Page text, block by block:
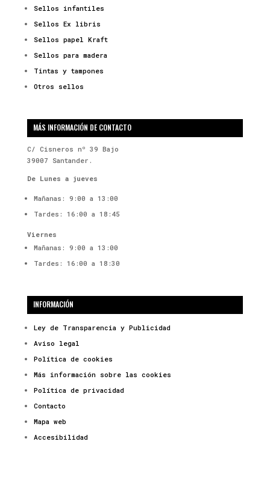
Sellos infantiles
Sellos Ex libris
Sellos papel Kraft
Sellos para madera
Tintas y tampones
Otros sellos
MÁS INFORMACIÓN DE CONTACTO
C/ Cisneros nº 39 Bajo
39007 Santander.
De Lunes a jueves
Mañanas: 9:00 a 13:00
Tardes: 16:00 a 18:45
Viernes
Mañanas: 9:00 a 13:00
Tardes: 16:00 a 18:30
INFORMACIÓN
Ley de Transparencia y Publicidad
Aviso legal
Política de cookies
Más información sobre las cookies
Política de privacidad
Contacto
Mapa web
Accesibilidad